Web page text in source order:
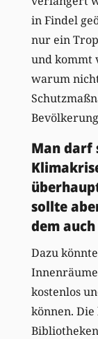
in Findel
nur ein
und kommt
warum
Man darf
sollte
dem
Dazu
kostenlos
können.